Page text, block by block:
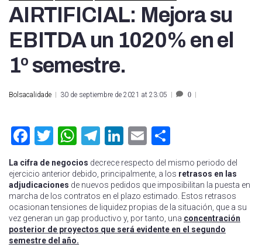
AIRTIFICIAL: Mejora su
EBITDA un 1020% en el
1º semestre.
Bolsacalidade 30 de septiembre de 2021 at 23:05 0
Facebook
Twitter
WhatsApp
Telegram
LinkedIn
Email
La cifra de negocios decrece respecto del mismo periodo del
ejercicio anterior debido, principalmente, a los retrasos en las
adjudicaciones de nuevos pedidos que imposibilitan la puesta en
marcha de los contratos en el plazo estimado. Estos retrasos
ocasionan tensiones de liquidez propias de la situación, que a su
vez generan un gap productivo y, por tanto, una concentración
posterior de proyectos que será evidente en el segundo
semestre del año.